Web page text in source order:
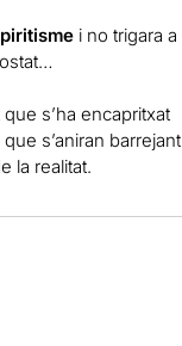
i no trigara a
s’ha encapritxat
s’aniran barrejant
la realitat.